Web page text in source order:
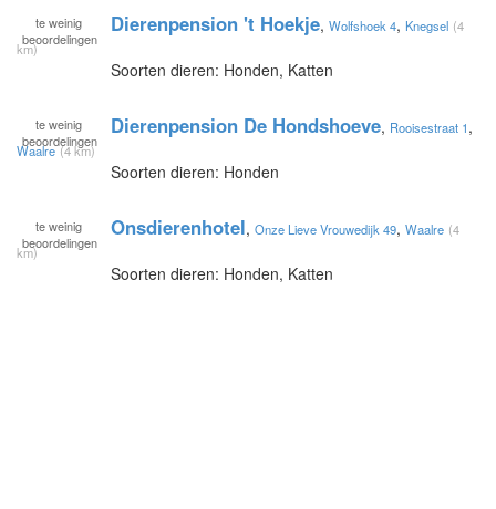
te weinig
beoordelingen
Dierenpension 't Hoekje, Wolfshoek 4, Knegsel (4
km)
Soorten dieren: Honden, Katten
te weinig
beoordelingen
Dierenpension De Hondshoeve, Rooisestraat 1,
Waalre (4 km)
Soorten dieren: Honden
te weinig
beoordelingen
Onsdierenhotel, Onze Lieve Vrouwedijk 49, Waalre (4
km)
Soorten dieren: Honden, Katten